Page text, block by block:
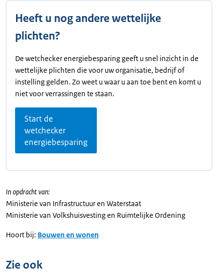
Heeft u nog andere wettelijke
plichten?
De wetchecker energiebesparing geeft u snel inzicht in de
wettelijke plichten die voor uw organisatie, bedrijf of
instelling gelden. Zo weet u waar u aan toe bent en komt u
niet voor verrassingen te staan.
Start de
wetchecker
energiebesparing
In opdracht van:
Ministerie van Infrastructuur en Waterstaat
Ministerie van Volkshuisvesting en Ruimtelijke Ordening
Hoort bij: Bouwen en wonen
Zie ook